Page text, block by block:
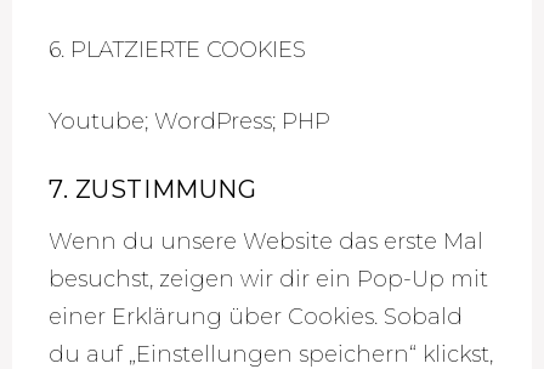
6. PLATZIERTE COOKIES
Youtube; WordPress; PHP
7. ZUSTIMMUNG
Wenn du unsere Website das erste Mal
besuchst, zeigen wir dir ein Pop-Up mit
einer Erklärung über Cookies. Sobald
du auf „Einstellungen speichern“ klickst,